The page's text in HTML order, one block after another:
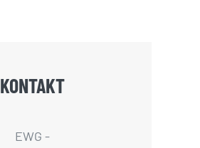
KONTAKT
EWG -